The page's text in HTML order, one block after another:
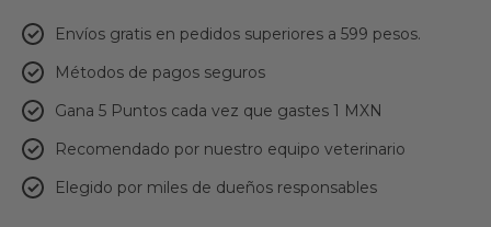
Envíos gratis en pedidos superiores a 599 pesos.
Métodos de pagos seguros
Gana 5 Puntos cada vez que gastes 1 MXN
Recomendado por nuestro equipo veterinario
Elegido por miles de dueños responsables